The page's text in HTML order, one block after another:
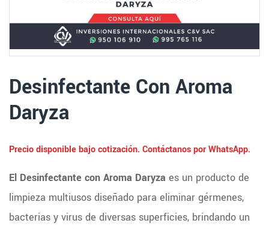
Desinfectante Con Aroma
Daryza
Precio disponible bajo cotización. Contáctanos por WhatsApp.
El Desinfectante con Aroma Daryza es un producto de
limpieza multiusos diseñado para eliminar gérmenes,
bacterias y virus de diversas superficies, brindando un